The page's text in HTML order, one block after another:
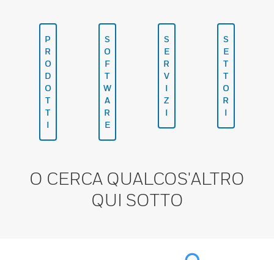
P
R
O
D
O
T
T
I
S
O
F
T
W
A
R
E
S
E
R
V
I
Z
I
S
E
T
T
O
R
I
O CERCA QUALCOS'ALTRO
QUI SOTTO